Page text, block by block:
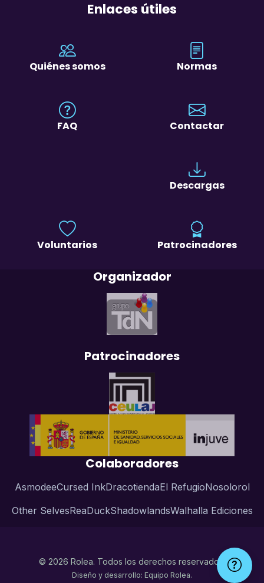
Enlaces útiles
Quiénes somos Normas
FAQ Contactar
Descargas
Voluntarios Patrocinadores
Organizador
Patrocinadores
Colaboradores
AsmodeeCursed InkDracotiendaEl RefugioNosolorol
Other SelvesReaDuckShadowlandsWalhalla Ediciones
© 2026 Rolea. Todos los derechos reservados.
Diseño y desarrollo: Equipo Rolea.